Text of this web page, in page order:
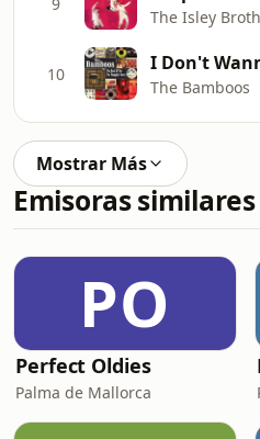
The Isley
10
The Bamboos
Mostrar Más
Emisoras similares
PO
Perfect Oldies
Palma de Mallorca